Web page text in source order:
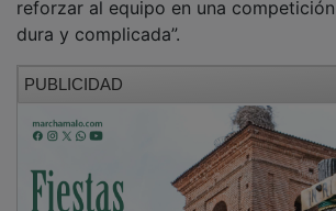
dura y complicada”.